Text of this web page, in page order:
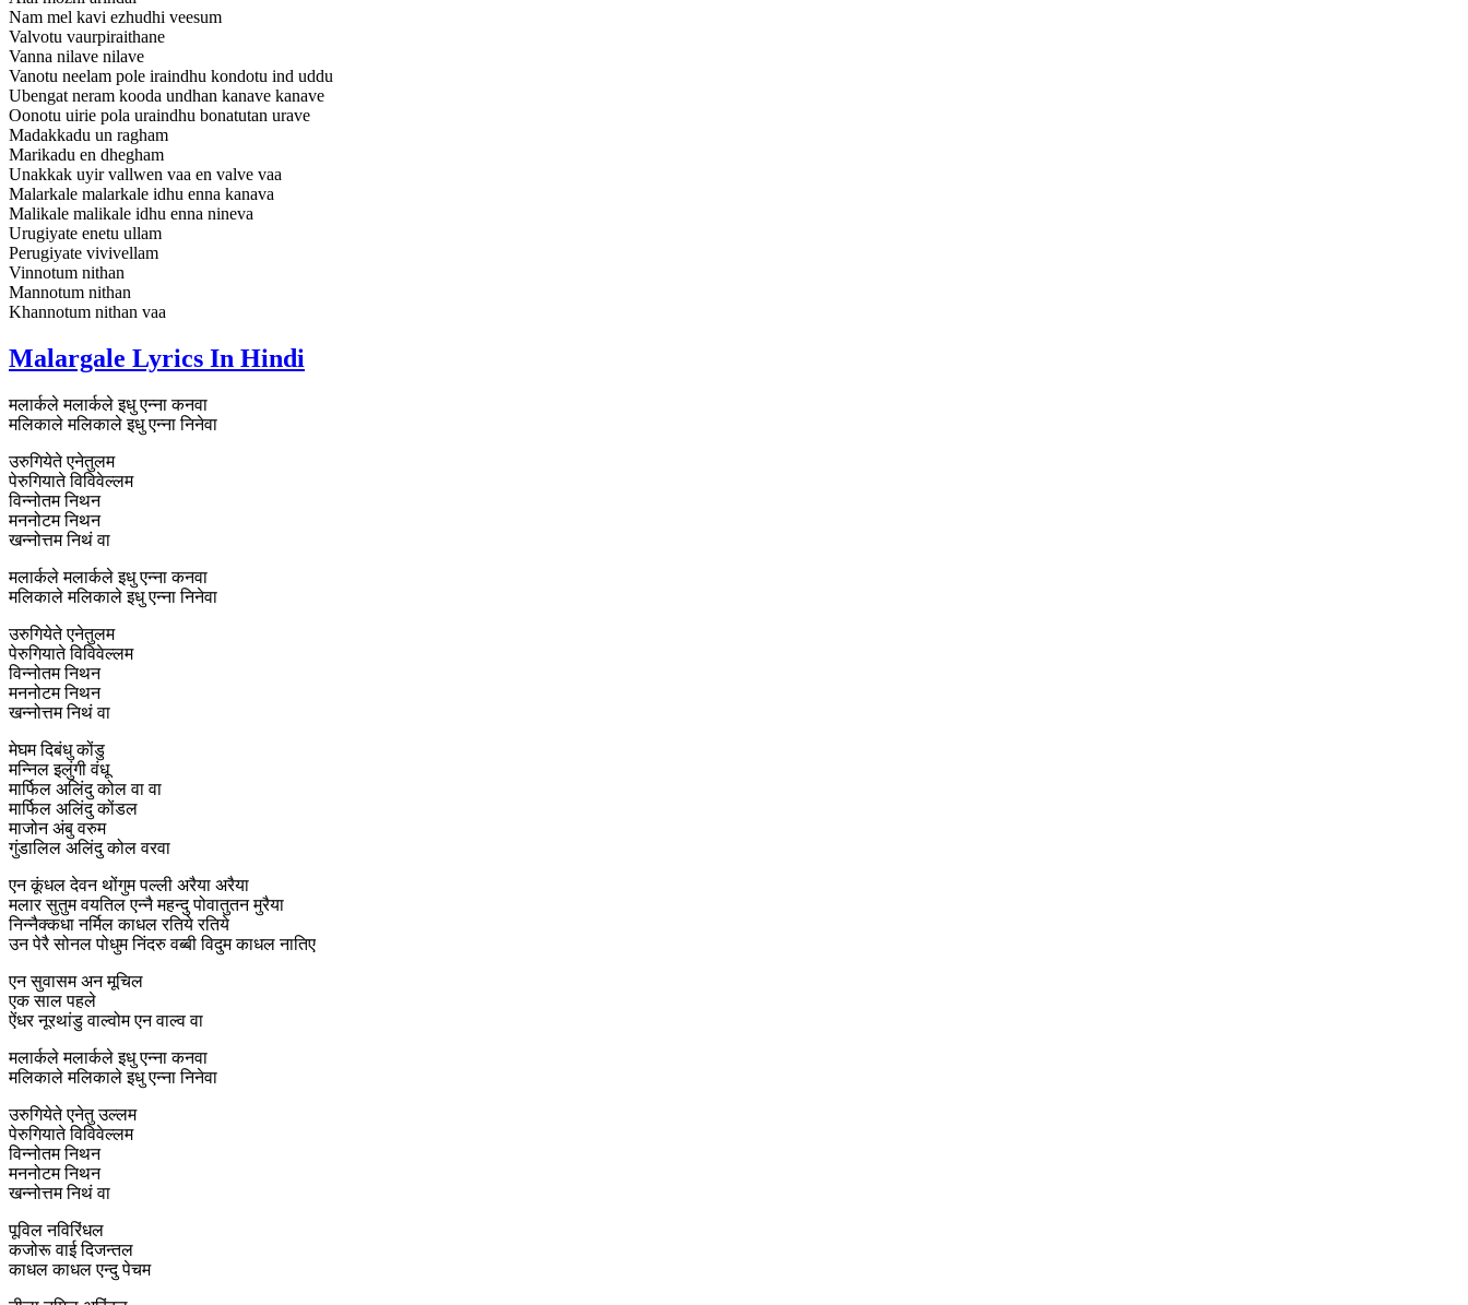
Nam mel kavi ezhudhi veesum
Valvotu vaurpiraithane
Vanna nilave nilave
Vanotu neelam pole iraindhu kondotu ind uddu
Ubengat neram kooda undhan kanave kanave
Oonotu uirie pola uraindhu bonatutan urave
Madakkadu un ragham
Marikadu en dhegham
Unakkak uyir vallwen vaa en valve vaa
Malarkale malarkale idhu enna kanava
Malikale malikale idhu enna nineva
Urugiyate enetu ullam
Perugiyate vivivellam
Vinnotum nithan
Mannotum nithan
Khannotum nithan vaa
Malargale Lyrics In Hindi
मलार्कले मलार्कले इधु एन्ना कनवा
मलिकाले मलिकाले इधु एन्ना निनेवा
उरुगियेते एनेतुलम
पेरुगियाते विविवेल्लम
विन्नोतम निथन
मननोटम निथन
खन्नोत्तम निथं वा
मलार्कले मलार्कले इधु एन्ना कनवा
मलिकाले मलिकाले इधु एन्ना निनेवा
उरुगियेते एनेतुलम
पेरुगियाते विविवेल्लम
विन्नोतम निथन
मननोटम निथन
खन्नोत्तम निथं वा
मेघम दिबंधु कोंडु
मन्निल इलुंगी वंधू
मार्फिल अलिंदु कोल वा वा
मार्फिल अलिंदु कोंडल
माजोन अंबु वरुम
गुंडालिल अलिंदु कोल वरवा
एन कूंधल देवन थोंगुम पल्ली अरैया अरैया
मलार सुतुम वयतिल एन्नै महन्दु पोवातुतन मुरैया
निन्नैक्कधा नर्मिल काधल रतिये रतिये
उन पेरै सोनल पोधुम निंदरु वब्बी विदुम काधल नातिए
एन सुवासम अन मूचिल
एक साल पहले
ऐंधर नूरथांडु वाल्वोम एन वाल्व वा
मलार्कले मलार्कले इधु एन्ना कनवा
मलिकाले मलिकाले इधु एन्ना निनेवा
उरुगियेते एनेतु उल्लम
पेरुगियाते विविवेल्लम
विन्नोतम निथन
मननोटम निथन
खन्नोत्तम निथं वा
पूविल नविरिंधल
कजोरू वाई दिजन्तल
काधल काधल एन्दु पेचम